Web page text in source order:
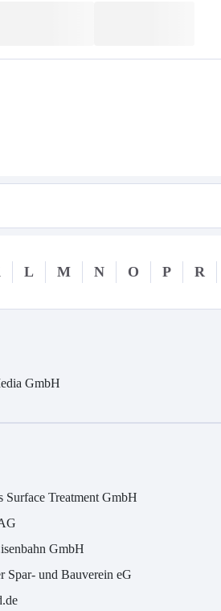
L M N O P R
GmbH
Surface Treatment GmbH
GmbH
Spar- und Bauverein eG